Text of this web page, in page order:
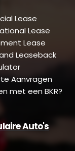
Lease
Lease
Lease
Leaseback
Aanvragen
met een BKR?
Auto's